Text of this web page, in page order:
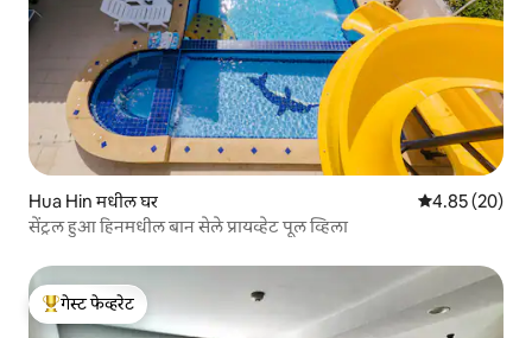
Hua Hin मधील घर 5 पैकी 4.85
4.85 (20)
सेंट्रल हुआ हिनमधील बान सेले प्रायव्हेट पूल व्हिला
टॉप गेस्ट फेव्हरेट
गेस्ट फेव्हरेट